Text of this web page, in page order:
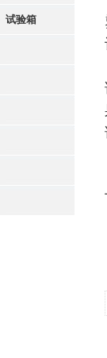
试验箱